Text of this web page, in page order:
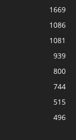
1669
1086
1081
939
800
744
515
496